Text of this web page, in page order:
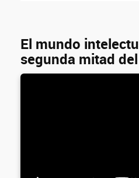
El mundo
segunda mitad